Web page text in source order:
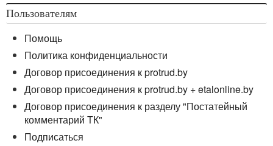
Пользователям
Помощь
Политика конфиденциальности
Договор присоединения к protrud.by
Договор присоединения к protrud.by + etalonline.by
Договор присоединения к разделу "Постатейный
комментарий ТК"
Подписаться